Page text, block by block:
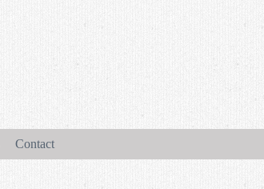
Contact